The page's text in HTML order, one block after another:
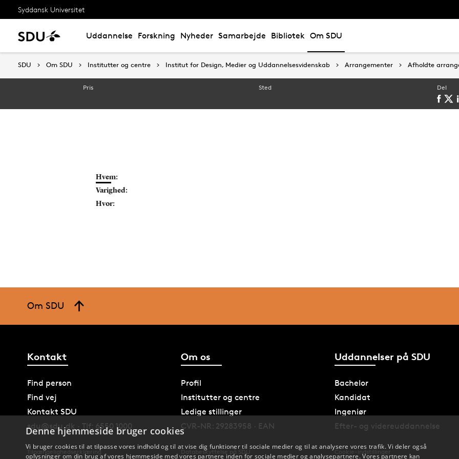
Syddansk Universitet
Uddannelse Forskning Nyheder Samarbejde Bibliotek Om SDU
SDU Om SDU Institutter og centre Institut for Design, Medier og Uddannelsesvidenskab Arrangementer Afholdte
Pris Sted Del
SDU Om SDU Institutter og centre Institut for Design, Medier og Uddannelsesvidenskab Arrangementer Afholdte
Hvem:
Varighed:
Hvor:
Om SDU
Kontakt
Find person
Find vej
Kontakt SDU
sdu@sdu.dk · Tlf: 6550 1000
Om os
Profil
Institutter og centre
Ledige stillinger
CVR-NR: 29283958 · EAN
Uddannelser på SDU
Bachelor
Kandidat
Ingeniør
Efter- og videreuddannelse
Tilgængelighedserklæring Databeskyttelse på SDU Cookie-indstillinger
Denne hjemmeside bruger cookies
Vi bruger cookies til at tilpasse vores indhold og til at vise dig funktioner til sociale medier og til at analysere vores trafik. Vi deler også
oplysninger om din brug af vores hjemmeside med vores partnere inden for sociale medier og analysepartnere. Vores partnere kan